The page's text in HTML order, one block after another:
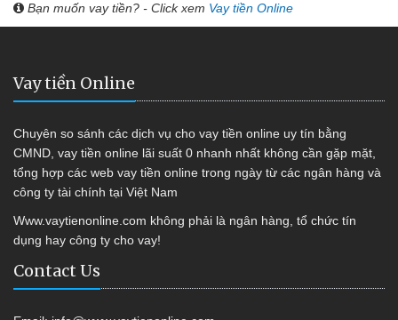
Bạn muốn vay tiền? - Click xem Vay tiền Online
Vay tiền Online
Chuyên so sánh các dịch vụ cho vay tiền online uy tín bằng
CMND, vay tiền online lãi suất 0 nhanh nhất không cần gặp mặt,
tổng hợp các web vay tiền online trong ngày từ các ngân hàng và
công ty tài chính tại Việt Nam
Www.vaytienonline.com không phải là ngân hàng, tổ chức tín
dụng hay công ty cho vay!
Contact Us